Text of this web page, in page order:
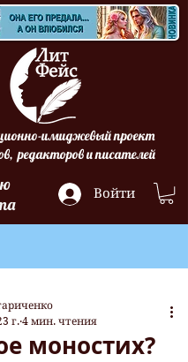
имиджевый проект
редакторов и писателей
Войти
моностих?
г. 4 мин. чтения